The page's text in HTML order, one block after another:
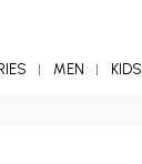
MEN KIDS